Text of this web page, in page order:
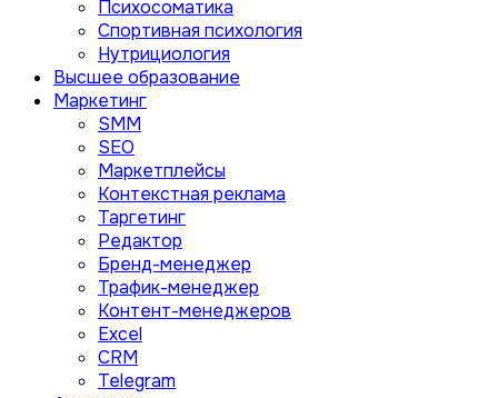
Психосоматика
Спортивная психология
Нутрициология
Высшее образование
Маркетинг
SMM
SEO
Маркетплейсы
Контекстная реклама
Таргетинг
Редактор
Бренд-менеджер
Трафик-менеджер
Контент-менеджеров
Excel
CRM
Telegram